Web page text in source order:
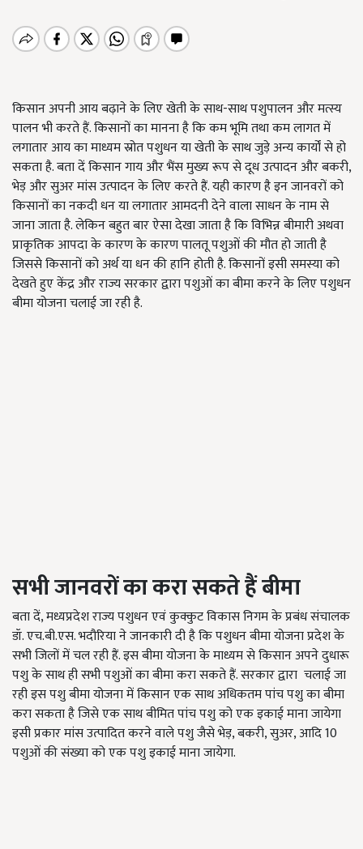
किसान अपनी आय बढ़ाने के लिए खेती के साथ-साथ पशुपालन और मत्स्य
पालन भी करते हैं. किसानों का मानना है कि कम भूमि तथा कम लागत में
लगातार आय का माध्यम स्रोत पशुधन या खेती के साथ जुड़े अन्य कार्यों से हो
सकता है. बता दें किसान गाय और भैंस मुख्य रूप से दूध उत्पादन और बकरी,
भेड़ और सुअर मांस उत्पादन के लिए करते हैं. यही कारण है इन जानवरों को
किसानों का नकदी धन या लगातार आमदनी देने वाला साधन के नाम से
जाना जाता है. लेकिन बहुत बार ऐसा देखा जाता है कि विभिन्न बीमारी अथवा
प्राकृतिक आपदा के कारण के कारण पालतू पशुओं की मौत हो जाती है
जिससे किसानों को अर्थ या धन की हानि होती है. किसानों इसी समस्या को
देखते हुए केंद्र और राज्य सरकार द्वारा पशुओं का बीमा करने के लिए पशुधन
बीमा योजना चलाई जा रही है.
सभी जानवरों का करा सकते हैं बीमा
बता दें, मध्यप्रदेश राज्य पशुधन एवं कुक्कुट विकास निगम के प्रबंध संचालक
डॉ. एच.बी.एस. भदौरिया ने जानकारी दी है कि पशुधन बीमा योजना प्रदेश के
सभी जिलों में चल रही हैं. इस बीमा योजना के माध्यम से किसान अपने दुधारू
पशु के साथ ही सभी पशुओं का बीमा करा सकते हैं. सरकार द्वारा चलाई जा
रही इस पशु बीमा योजना में किसान एक साथ अधिकतम पांच पशु का बीमा
करा सकता है जिसे एक साथ बीमित पांच पशु को एक इकाई माना जायेगा
इसी प्रकार मांस उत्पादित करने वाले पशु जैसे भेड़, बकरी, सुअर, आदि 10
पशुओं की संख्या को एक पशु इकाई माना जायेगा.